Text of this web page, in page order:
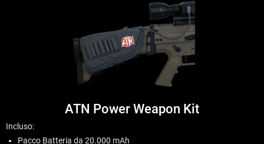
ATN Power Weapon Kit
Incluso:
Pacco Batteria da 20.000 mAh